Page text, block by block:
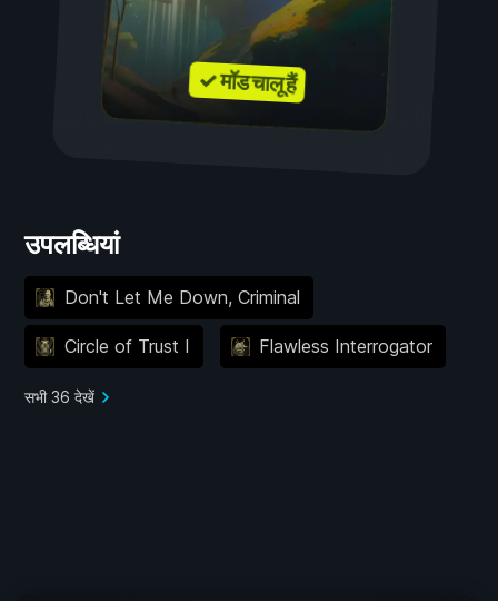
✓ मॉड चालू हैं
उपलब्धियां
Don't Let Me Down, Criminal
Circle of Trust I Flawless Interrogator
सभी 36 देखें